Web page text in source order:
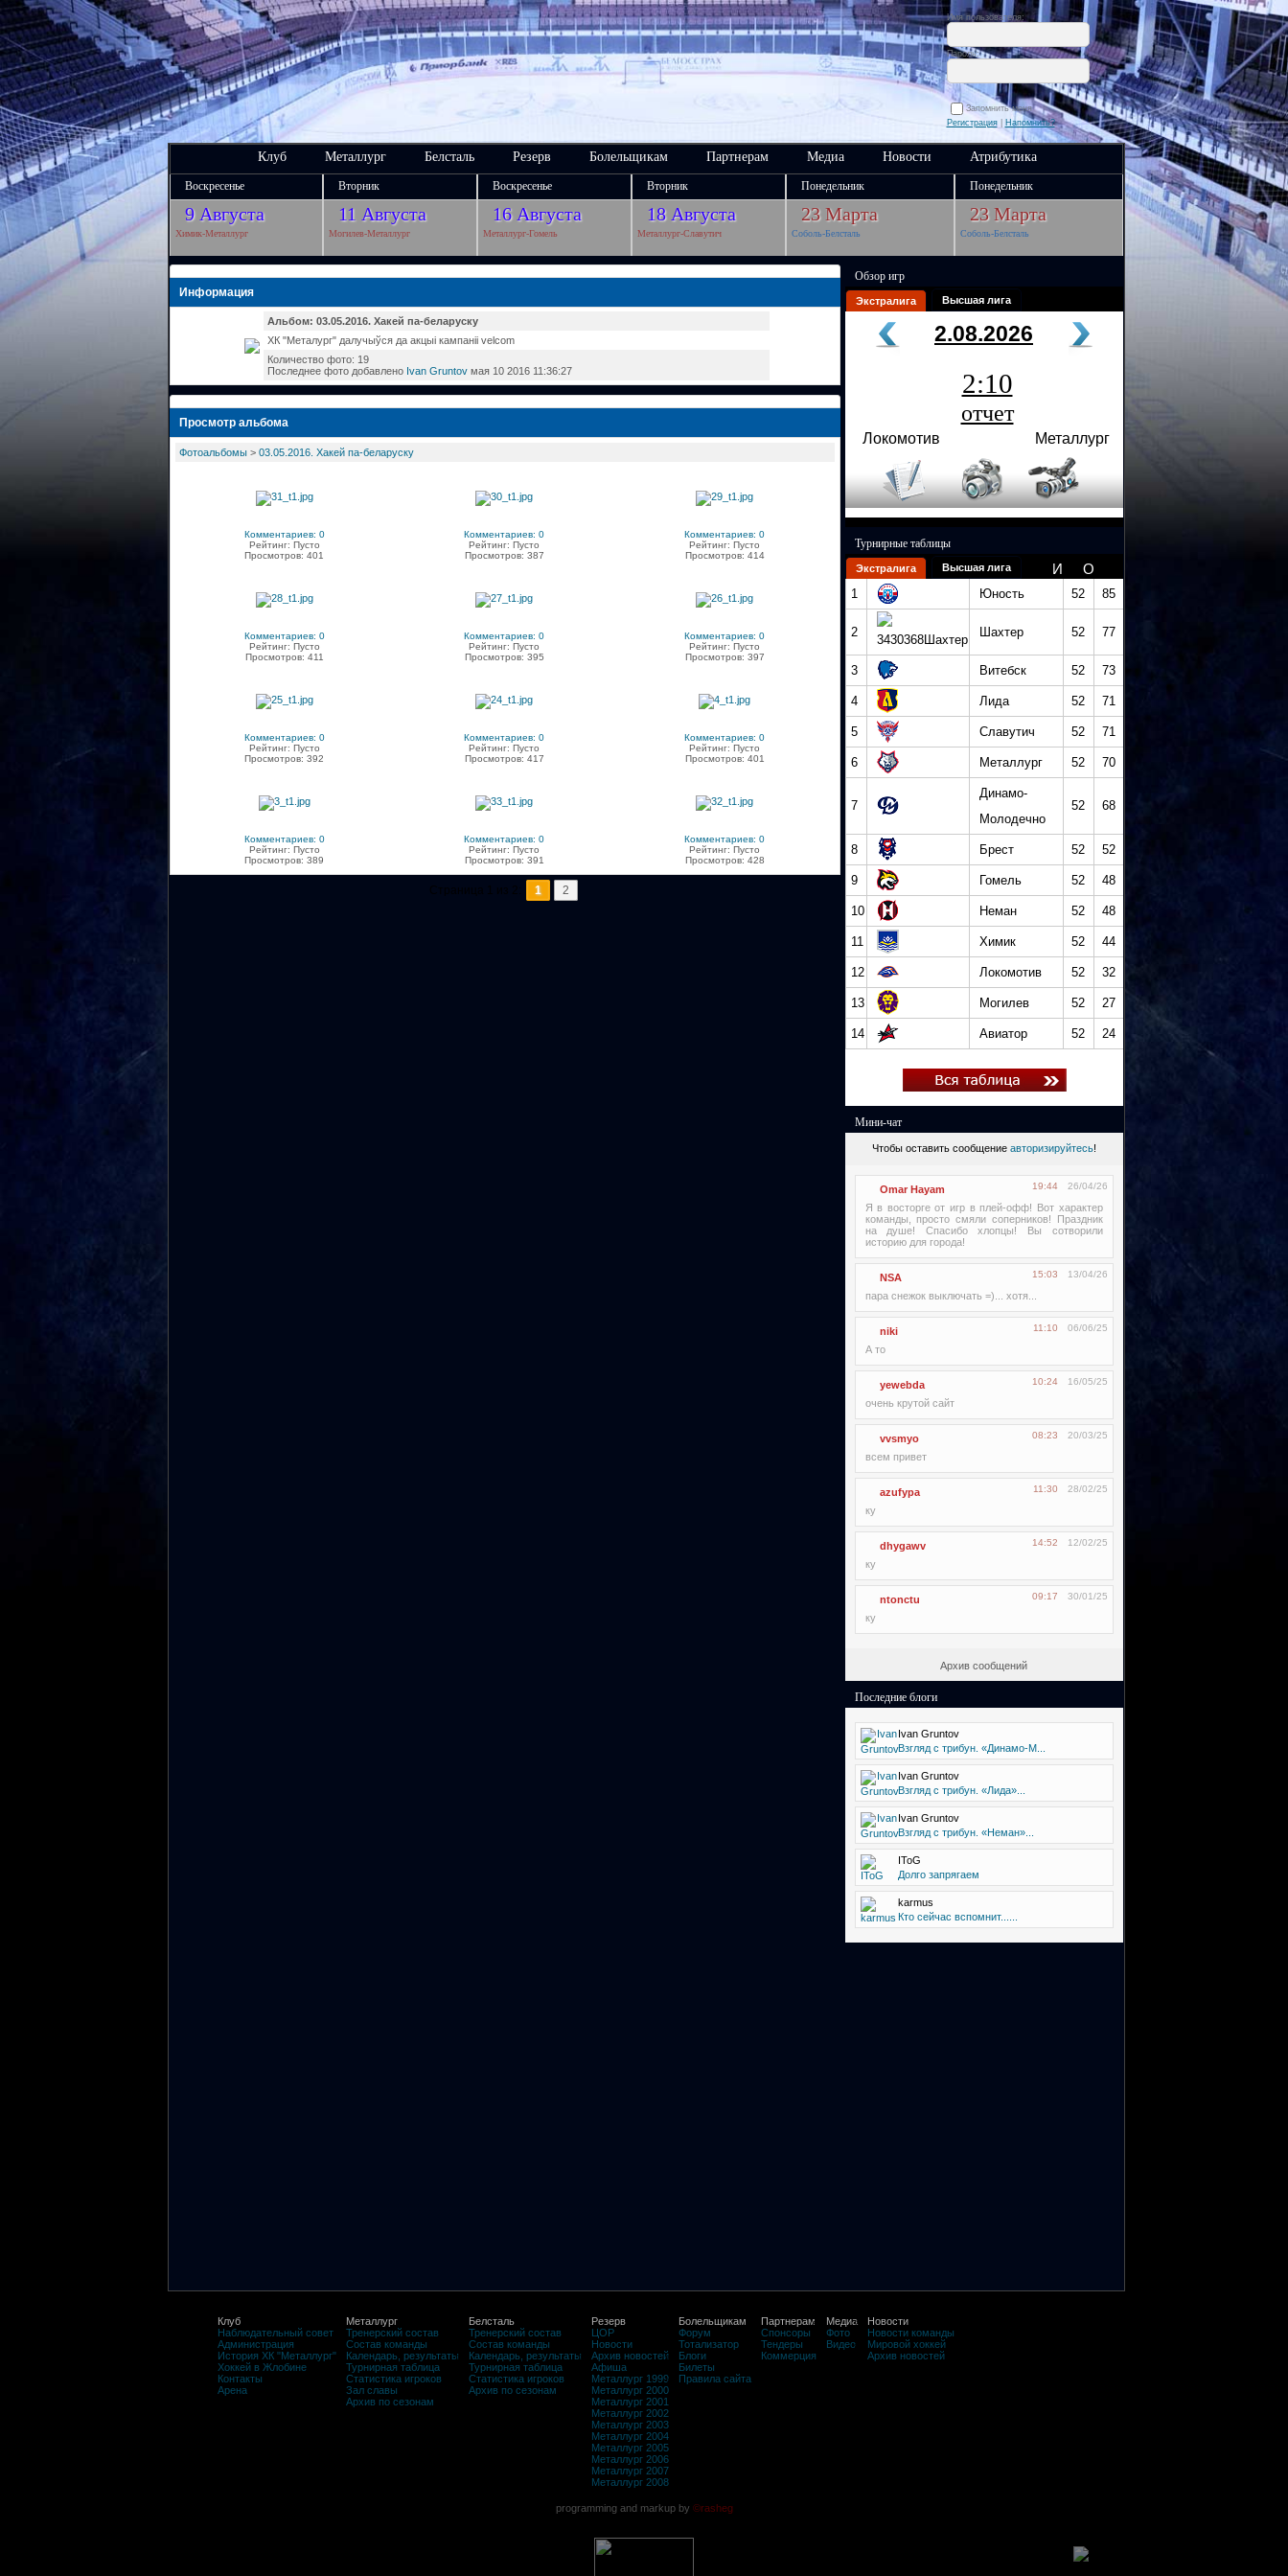
Имя пользователя:
Пароль:
Запомнить меня
Регистрация| Напомнить?
Клуб Металлург Белсталь Резерв Болельщикам Партнерам Медиа Новости Атрибутика
Воскресенье Вторник Воскресенье Вторник Понедельник Понедельник
9 Августа 11 Августа 16 Августа 18 Августа 23 Марта 23 Марта
Химик-Металлург Могилев-Металлург Металлург-Гомель Металлург-Славутич Соболь-Белсталь Соболь-Белсталь
Информация
Альбом: 03.05.2016. Хакей па-беларуску
ХК "Металург" далучыўся да акцыі кампаніі velcom
Количество фото: 19
Последнее фото добавлено Ivan Gruntovмая 10 2016 11:36:27
Просмотр альбома
Фотоальбомы> 03.05.2016. Хакей па-беларуску
Комментариев: 0
Рейтинг: Пусто
Просмотров: 401
Комментариев: 0
Рейтинг: Пусто
Просмотров: 387
Комментариев: 0
Рейтинг: Пусто
Просмотров: 414
Комментариев: 0
Рейтинг: Пусто
Просмотров: 411
Комментариев: 0
Рейтинг: Пусто
Просмотров: 395
Комментариев: 0
Рейтинг: Пусто
Просмотров: 397
Комментариев: 0
Рейтинг: Пусто
Просмотров: 392
Комментариев: 0
Рейтинг: Пусто
Просмотров: 417
Комментариев: 0
Рейтинг: Пусто
Просмотров: 401
Комментариев: 0
Рейтинг: Пусто
Просмотров: 389
Комментариев: 0
Рейтинг: Пусто
Просмотров: 391
Комментариев: 0
Рейтинг: Пусто
Просмотров: 428
1 2
Обзор игр
Экстралига Высшая лига
2.08.2026
2:10
отчет
Локомотив Металлург
Турнирные таблицы
Экстралига Высшая лига И О
1 Юность 52 85
2 Шахтер 52 77
3 Витебск 52 73
4 Лида 52 71
5 Славутич 52 71
6 Металлург 52 70
7
Динамо-
Молодечно
52 68
8 Брест 52 52
9 Гомель 52 48
10 Неман 52 48
11 Химик 52 44
12 Локомотив 52 32
13 Могилев 52 27
14 Авиатор 52 24
Мини-чат
Чтобы оставить сообщение авторизируйтесь!
Omar Hayam 26/04/26
19:44
Я в восторге от игр в плей-офф! Вот характер
команды, просто смяли соперников! Праздник
на душе! Спасибо хлопцы! Вы сотворили
историю для города!
NSA 13/04/26
15:03
пара снежок выключать =)... хотя...
niki 06/06/25
11:10
А то
yewebda 16/05/25
10:24
очень крутой сайт
vvsmyo 20/03/25
08:23
всем привет
azufypa 28/02/25
11:30
ку
dhygawv 12/02/25
14:52
ку
ntonctu 30/01/25
09:17
ку
Архив сообщений
Последние блоги
Ivan Gruntov
Взгляд с трибун. «Динамо-М...
Ivan Gruntov
Взгляд с трибун. «Лида»...
Ivan Gruntov
Взгляд с трибун. «Неман»...
IToG
Долго запрягаем
karmus
Кто сейчас вспомнит......
Клуб
Наблюдательный совет
Администрация
История ХК "Металлург"
Хоккей в Жлобине
Контакты
Арена
Металлург
Тренерский состав
Состав команды
Календарь, результаты
Турнирная таблица
Статистика игроков
Зал славы
Архив по сезонам
Белсталь
Тренерский состав
Состав команды
Календарь, результаты
Турнирная таблица
Статистика игроков
Архив по сезонам
Резерв
ЦОР
Новости
Архив новостей
Афиша
Металлург 1999
Металлург 2000
Металлург 2001
Металлург 2002
Металлург 2003
Металлург 2004
Металлург 2005
Металлург 2006
Металлург 2007
Металлург 2008
Болельщикам
Форум
Тотализатор
Блоги
Билеты
Правила сайта
Партнерам
Спонсоры
Тендеры
Коммерция
Медиа
Фото
Видео
Новости
Новости команды
Мировой хоккей
Архив новостей
programming and markup by ©rasheg